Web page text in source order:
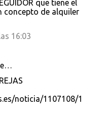
que tiene el
concepto de alquiler
16:03
noticia/1107108/1